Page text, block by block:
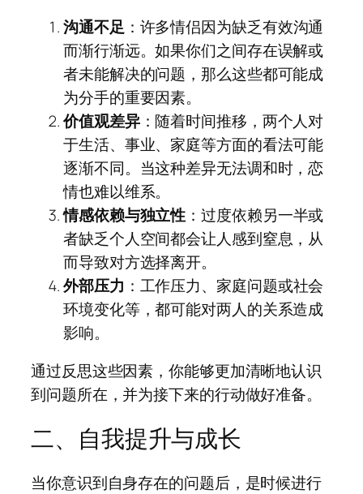
沟通不足：许多情侣因为缺乏有效沟通
而渐行渐远。如果你们之间存在误解或
者未能解决的问题，那么这些都可能成
为分手的重要因素。
价值观差异：随着时间推移，两个人对
于生活、事业、家庭等方面的看法可能
逐渐不同。当这种差异无法调和时，恋
情也难以维系。
情感依赖与独立性 ：过度依赖另一半或
者缺乏个人空间都会让人感到窒息，从
而导致对方选择离开。
外部压力 ：工作压力、家庭问题或社会
环境变化等，都可能对两人的关系造成
影响。
通过反思这些因素，你能够更加清晰地认识
到问题所在，并为接下来的行动做好准备。
二、自我提升与成长
当你意识到自身存在的问题后，是时候进行